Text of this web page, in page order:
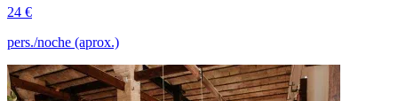
24 €
pers./noche (aprox.)